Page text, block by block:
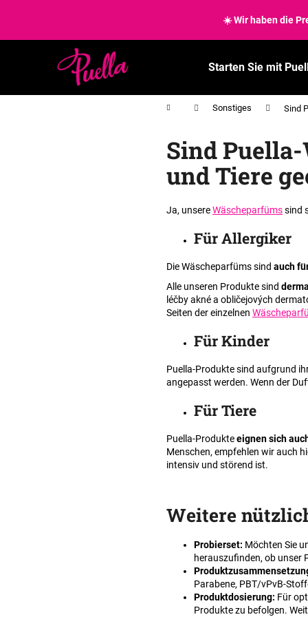
☀️ Wir haben die
Starten Sie mit
StartseiteSonstiges Sind
Sind
und Tiere
Ja, unsereWäscheparfümssind
Für Allergiker
Die Wäscheparfüms sind auch
Alle unseren Produkte sind
léčby akné a obličejových
Seiten der einzelnen
Für Kinder
Puella-Produkte sind aufgrund
angepasst werden. Wenn der
Für Tiere
Puella-Produkteeignen sich
Menschen, empfehlen wir auch
intensiv und störend ist.
Weitere
Probierset: Möchten Sie
herauszufinden, ob unser
Parabene, PBT/vPvB-
Produktdosierung: Für
Produkte zu befolgen.
r
k